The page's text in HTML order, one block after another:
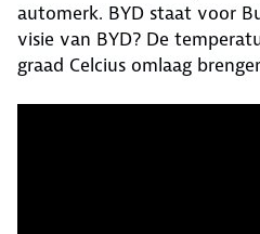
automerk. BYD staat voor
visie van BYD? De
graad Celcius omlaag